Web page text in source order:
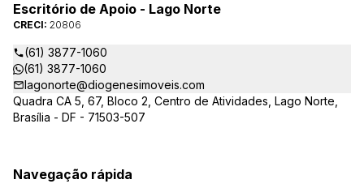
Escritório de Apoio - Lago Norte
CRECI: 20806
(61) 3877-1060
(61) 3877-1060
lagonorte@diogenesimoveis.com
Quadra CA 5, 67, Bloco 2, Centro de Atividades, Lago Norte,
Brasília - DF - 71503-507
Navegação rápida